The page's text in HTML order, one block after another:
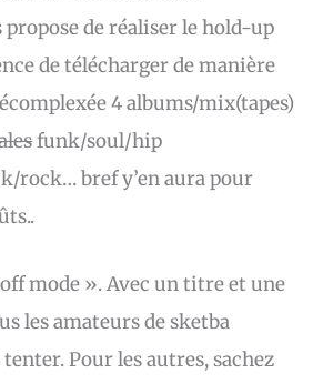
de réaliser le hold-up
de télécharger de manière
4 albums/mix(tapes)
funk/soul/hip
rock… bref y’en aura pour
mode ». Avec un titre et une
les amateurs de sketba
Pour les autres, sachez